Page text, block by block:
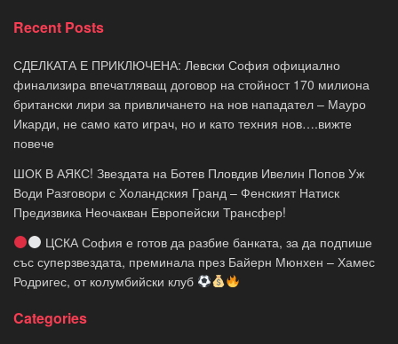
Recent Posts
СДЕЛКАТА Е ПРИКЛЮЧЕНА: Левски София официално
финализира впечатляващ договор на стойност 170 милиона
британски лири за привличането на нов нападател – Мауро
Икарди, не само като играч, но и като техния нов….вижте
повече
ШОК В АЯКС! Звездата на Ботев Пловдив Ивелин Попов Уж
Води Разговори с Холандския Гранд – Фенският Натиск
Предизвика Неочакван Европейски Трансфер!
ЦСКА София е готов да разбие банката, за да подпише
със суперзвездата, преминала през Байерн Мюнхен – Хамес
Родригес, от колумбийски клуб
Categories